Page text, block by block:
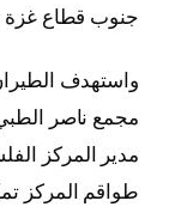
جنوب قطاع غزة
واستهدف
مجمع ناصر
مدير المركز